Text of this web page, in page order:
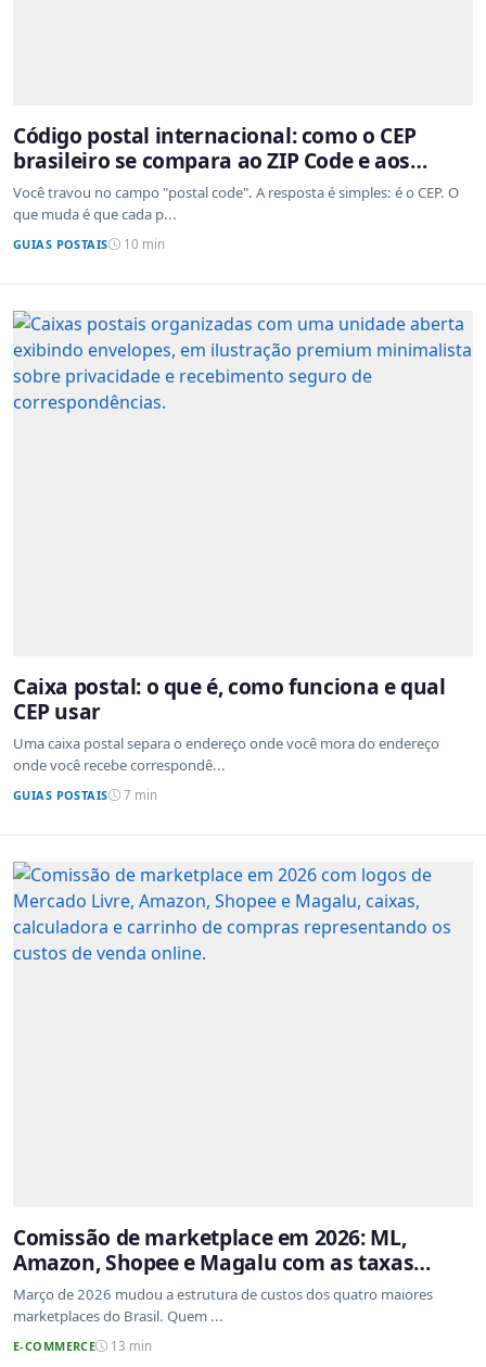
Código postal internacional: como o CEP
brasileiro se compara ao ZIP Code e aos
sistemas de outros países
Você travou no campo "postal code". A resposta é simples: é o CEP. O
que muda é que cada p...
GUIAS POSTAIS 10 min
Caixa postal: o que é, como funciona e qual
CEP usar
Uma caixa postal separa o endereço onde você mora do endereço
onde você recebe correspondê...
GUIAS POSTAIS 7 min
Comissão de marketplace em 2026: ML,
Amazon, Shopee e Magalu com as taxas
atualizadas
Março de 2026 mudou a estrutura de custos dos quatro maiores
marketplaces do Brasil. Quem ...
E-COMMERCE 13 min